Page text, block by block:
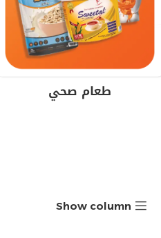
طعام صحي
Show column